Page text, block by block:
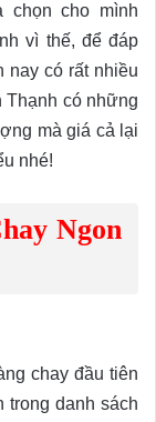
chọn cho mình
vì thế, để đáp
nay có rất nhiều
Thạnh có những
mà giá cả lại
nhé!
Ngon
chay đầu tiên
trong danh sách